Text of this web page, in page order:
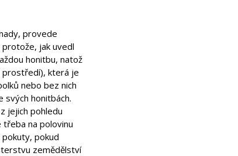
provede
jak uvedl
honitbu, natož
prostředí), která je
nebo bez nich
svých honitbách.
jejich pohledu
třeba na polovinu
pokud
zemědělství